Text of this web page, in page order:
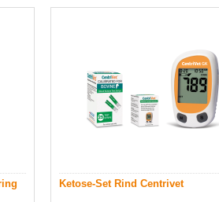
Ketose-Set Rind Centrivet